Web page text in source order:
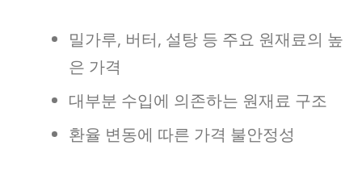
밀가루, 버터, 설탕 등 주요 원재료의 높
은 가격
대부분 수입에 의존하는 원재료 구조
환율 변동에 따른 가격 불안정성